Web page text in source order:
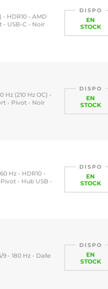
- HDR10 - AMD
- USB-C - Noir
DISPO
EN
STOCK
Hz (210 Hz OC) -
- Pivot - Noir
DISPO
EN
STOCK
Hz - HDR10 -
- Hub USB -
DISPO
EN
STOCK
9 - 180 Hz - Dalle
DISPO
EN
STOCK